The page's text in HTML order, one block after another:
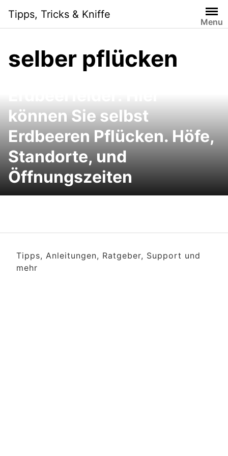
content
Tipps, Tricks & Kniffe
Menu
selber pflücken
können Sie selbst
Erdbeeren Pflücken. Höfe,
Standorte, und
Öffnungszeiten
Tipps, Anleitungen, Ratgeber, Support und
mehr